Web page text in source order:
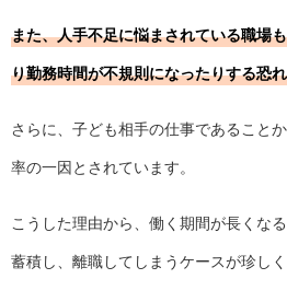
また、人手不足に悩まされている職場
り勤務時間が不規則になったりする恐
さらに、子ども相手の仕事であること
率の一因とされています。
こうした理由から、働く期間が長くな
蓄積し、離職してしまうケースが珍しく